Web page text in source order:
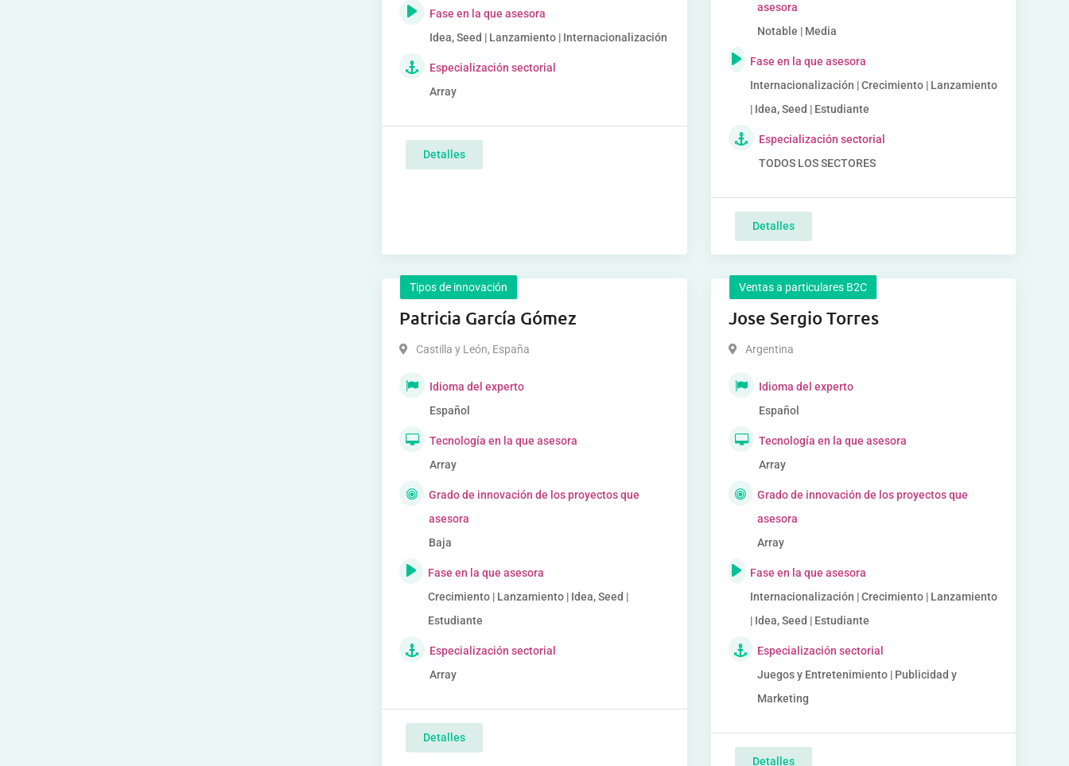
Fase en la que asesora
Idea, Seed | Lanzamiento | Internacionalización
Especialización sectorial
Array
Detalles
asesora
Notable | Media
Fase en la que asesora
Internacionalización | Crecimiento | Lanzamiento
| Idea, Seed | Estudiante
Especialización sectorial
TODOS LOS SECTORES
Detalles
Tipos de innovación
Patricia García Gómez
Castilla y León, España
Idioma del experto
Español
Tecnología en la que asesora
Array
Grado de innovación de los proyectos que
asesora
Baja
Fase en la que asesora
Crecimiento | Lanzamiento | Idea, Seed |
Estudiante
Especialización sectorial
Array
Detalles
Ventas a particulares B2C
Jose Sergio Torres
Argentina
Idioma del experto
Español
Tecnología en la que asesora
Array
Grado de innovación de los proyectos que
asesora
Array
Fase en la que asesora
Internacionalización | Crecimiento | Lanzamiento
| Idea, Seed | Estudiante
Especialización sectorial
Juegos y Entretenimiento | Publicidad y
Marketing
Detalles